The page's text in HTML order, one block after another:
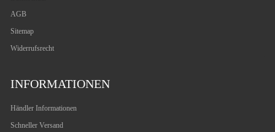
AGB
Sitemap
Widerrufsrecht
INFORMATIONEN
Händler Informationen
Schneller Versand